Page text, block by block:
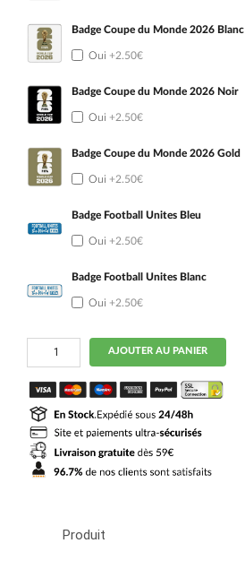
Badge Coupe du Monde 2026 Blanc
Oui +2.50€
Badge Coupe du Monde 2026 Noir
Oui +2.50€
Badge Coupe du Monde 2026 Gold
Oui +2.50€
Badge Football Unites Bleu
Oui +2.50€
Badge Football Unites Blanc
Oui +2.50€
quantité
Maillot
Kit
Enfant
Bresil
Domicile
2026
2027
AJOUTER AU PANIER
Produit